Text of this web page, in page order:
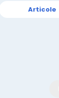
Articole